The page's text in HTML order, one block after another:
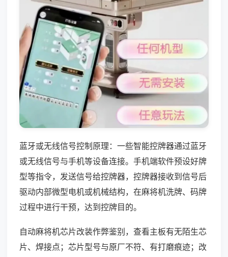
蓝牙或无线信号控制原理：一些智能控牌器通过蓝牙
或无线信号与手机等设备连接。手机端软件预设好牌
型等指令，发送信号给控牌器，控牌器接收到信号后
驱动内部微型电机或机械结构，在麻将机洗牌、码牌
过程中进行干预，达到控牌目的。
自动麻将机芯片改装作弊鉴别，查看主板有无陌生芯
片、焊接点；芯片型号与原厂不符、有打磨痕迹；改